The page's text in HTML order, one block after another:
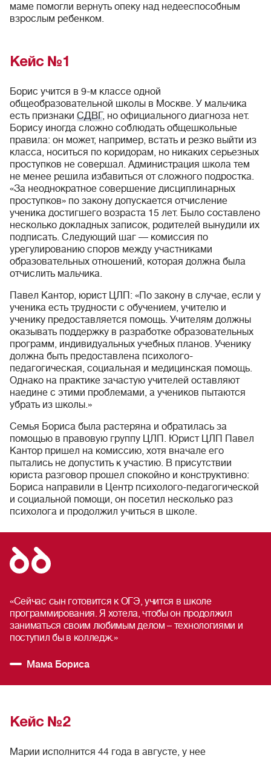
маме помогли вернуть опеку над недееспособным
взрослым ребенком.
Кейс №1
Борис учится в 9-м классе одной
общеобразовательной школы в Москве. У мальчика
есть признаки СДВГ, но официального диагноза нет.
Борису иногда сложно соблюдать общешкольные
правила: он может, например, встать и резко выйти из
класса, носиться по коридорам, но никаких серьезных
проступков не совершал. Администрация школа тем
не менее решила избавиться от сложного подростка.
«За неоднократное совершение дисциплинарных
проступков» по закону допускается отчисление
ученика достигшего возраста 15 лет. Было составлено
несколько докладных записок, родителей вынудили их
подписать. Следующий шаг — комиссия по
урегулированию споров между участниками
образовательных отношений, которая должна была
отчислить мальчика.
Павел Кантор, юрист ЦЛП: «По закону в случае, если у
ученика есть трудности с обучением, учителю и
ученику предоставляется помощь. Учителям должны
оказывать поддержку в разработке образовательных
программ, индивидуальных учебных планов. Ученику
должна быть предоставлена психолого-
педагогическая, социальная и медицинская помощь.
Однако на практике зачастую учителей оставляют
наедине с этими проблемами, а учеников пытаются
убрать из школы.»
Семья Бориса была растеряна и обратилась за
помощью в правовую группу ЦЛП. Юрист ЦЛП Павел
Кантор пришел на комиссию, хотя вначале его
пытались не допустить к участию. В присутствии
юриста разговор прошел спокойно и конструктивно:
Бориса направили в Центр психолого-педагогической
и социальной помощи, он посетил несколько раз
психолога и продолжил учиться в школе.
«Сейчас сын готовится к ОГЭ, учится в школе
программирования. Я хотела, чтобы он продолжил
заниматься своим любимым делом – технологиями и
поступил бы в колледж.»
Мама Бориса
Кейс №2
Марии исполнится 44 года в августе, у нее